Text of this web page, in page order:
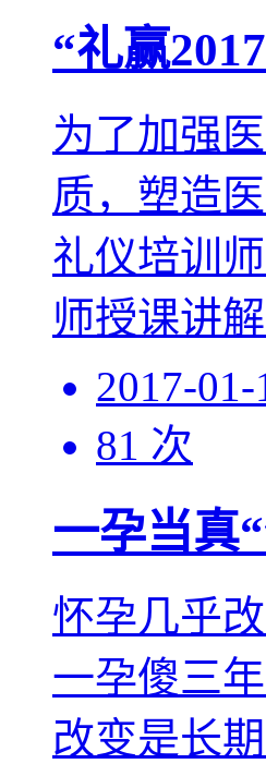
“礼赢
为了加强
质，塑造
礼仪培训
师授课讲
2017-01-
81 次
一孕当真
怀孕几乎
一孕傻三
改变是长